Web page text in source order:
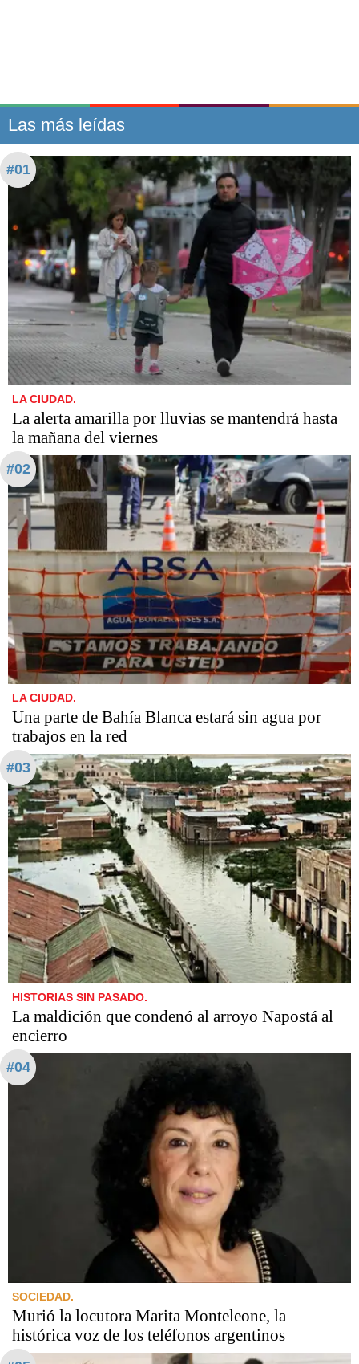
Las más leídas
#01
LA CIUDAD.
La alerta amarilla por lluvias se mantendrá hasta
la mañana del viernes
#02
LA CIUDAD.
Una parte de Bahía Blanca estará sin agua por
trabajos en la red
#03
HISTORIAS SIN PASADO.
La maldición que condenó al arroyo Napostá al
encierro
#04
SOCIEDAD.
Murió la locutora Marita Monteleone, la
histórica voz de los teléfonos argentinos